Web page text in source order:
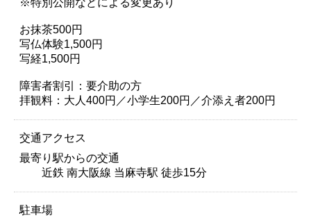
※特別公開などによる変更あり
お抹茶500円
写仏体験1,500円
写経1,500円
障害者割引：要介助の方
拝観料：大人400円／小学生200円／介添え者200円
交通アクセス
最寄り駅からの交通
近鉄 南大阪線 当麻寺駅 徒歩15分
駐車場